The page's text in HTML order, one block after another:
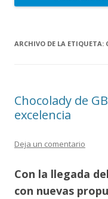
ARCHIVO DE LA ETIQUETA:
Chocolady de
excelencia
Deja un comentario
Con la llegada
con nuevas